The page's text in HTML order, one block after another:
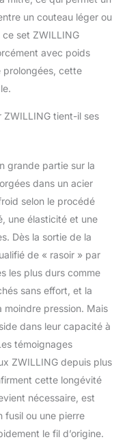
un couteau léger ou
set ZWILLING
avec poids
prolongées, cette
ZWILLING tient-il ses
grande partie sur la
dans un acier
selon le procédé
une élasticité et une
Dès la sortie de la
de « rasoir » par
les plus durs comme
sans effort, et la
moindre pression. Mais
dans leur capacité à
témoignages
ZWILLING depuis plus
cette longévité
nécessaire, est
fusil ou une pierre
le fil d’origine.